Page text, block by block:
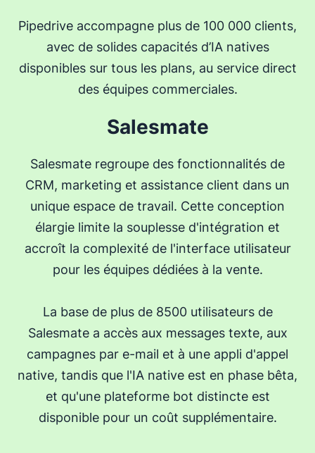
Pipedrive accompagne plus de 100 000 clients,
avec de solides capacités d’IA natives
disponibles sur tous les plans, au service direct
des équipes commerciales.
Salesmate
Salesmate regroupe des fonctionnalités de
CRM, marketing et assistance client dans un
unique espace de travail. Cette conception
élargie limite la souplesse d'intégration et
accroît la complexité de l'interface utilisateur
pour les équipes dédiées à la vente.
La base de plus de 8500 utilisateurs de
Salesmate a accès aux messages texte, aux
campagnes par e-mail et à une appli d'appel
native, tandis que l'IA native est en phase bêta,
et qu'une plateforme bot distincte est
disponible pour un coût supplémentaire.